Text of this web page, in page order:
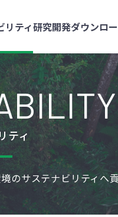
リティ研究開発ダウンロ
ティ
のサステナビリティへ